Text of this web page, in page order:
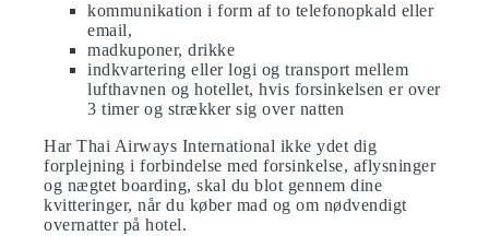
kommunikation i form af to telefonopkald eller
email,
madkuponer, drikke
indkvartering eller logi og transport mellem
lufthavnen og hotellet, hvis forsinkelsen er over
3 timer og strækker sig over natten
Har Thai Airways International ikke ydet dig
forplejning i forbindelse med forsinkelse, aflysninger
og nægtet boarding, skal du blot gennem dine
kvitteringer, når du køber mad og om nødvendigt
overnatter på hotel.